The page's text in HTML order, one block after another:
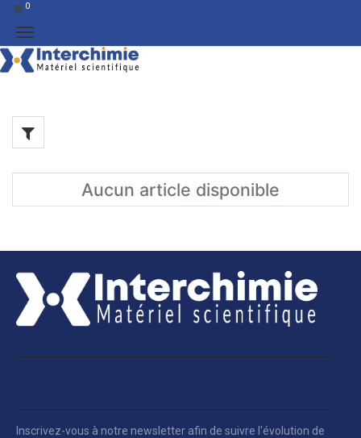
0
Aucun article disponible
Inscrivez-vous à notre newsletter afin de suivre l'évolution de